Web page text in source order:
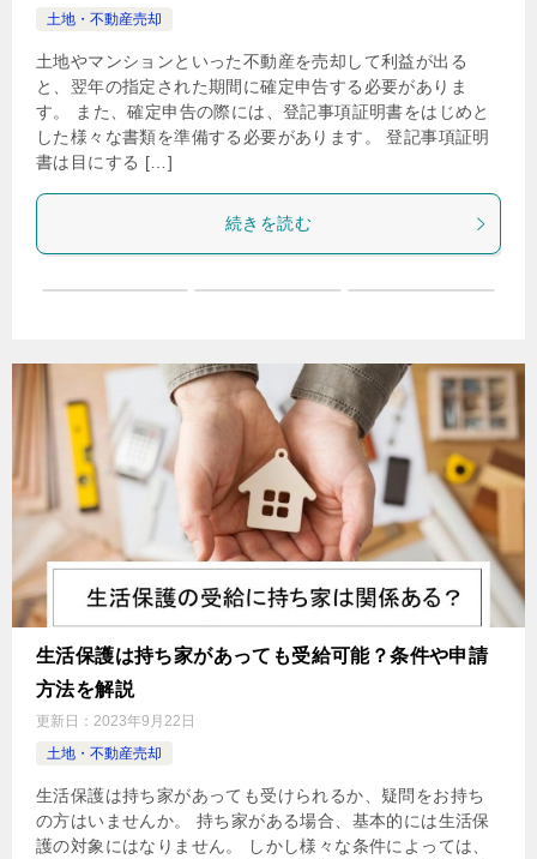
土地・不動産売却
土地やマンションといった不動産を売却して利益が出る
と、翌年の指定された期間に確定申告する必要がありま
す。 また、確定申告の際には、登記事項証明書をはじめと
した様々な書類を準備する必要があります。 登記事項証明
書は目にする […]
続きを読む
生活保護は持ち家があっても受給可能？条件や申請
方法を解説
更新日： 2023年9月22日
土地・不動産売却
生活保護は持ち家があっても受けられるか、疑問をお持ち
の方はいませんか。 持ち家がある場合、基本的には生活保
護の対象にはなりません。 しかし様々な条件によっては、